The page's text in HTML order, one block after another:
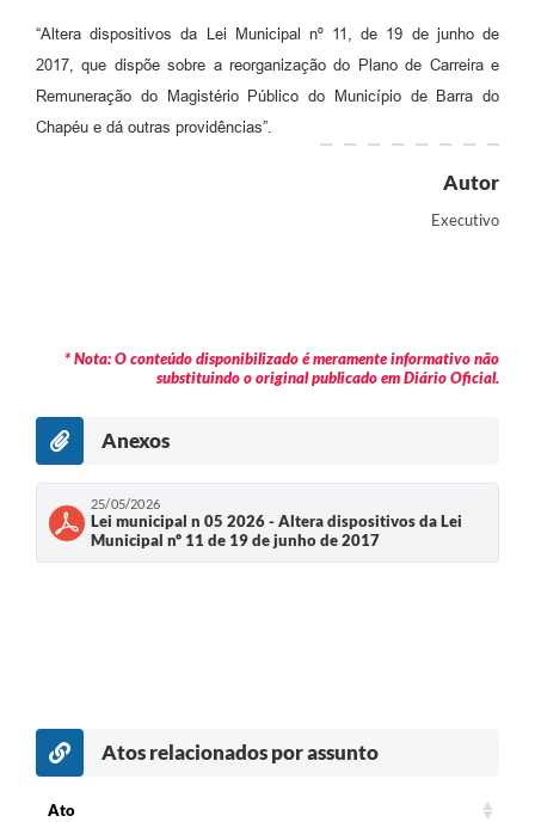
“Altera dispositivos da Lei Municipal nº 11, de 19 de junho de
2017, que dispõe sobre a reorganização do Plano de Carreira e
Remuneração do Magistério Público do Município de Barra do
Chapéu e dá outras providências”.
Autor
Executivo
* Nota: O conteúdo disponibilizado é meramente informativo não
substituindo o original publicado em Diário Oficial.
Anexos
25/05/2026
Lei municipal n 05 2026 - Altera dispositivos da Lei
Municipal nº 11 de 19 de junho de 2017
Atos relacionados por assunto
Ato